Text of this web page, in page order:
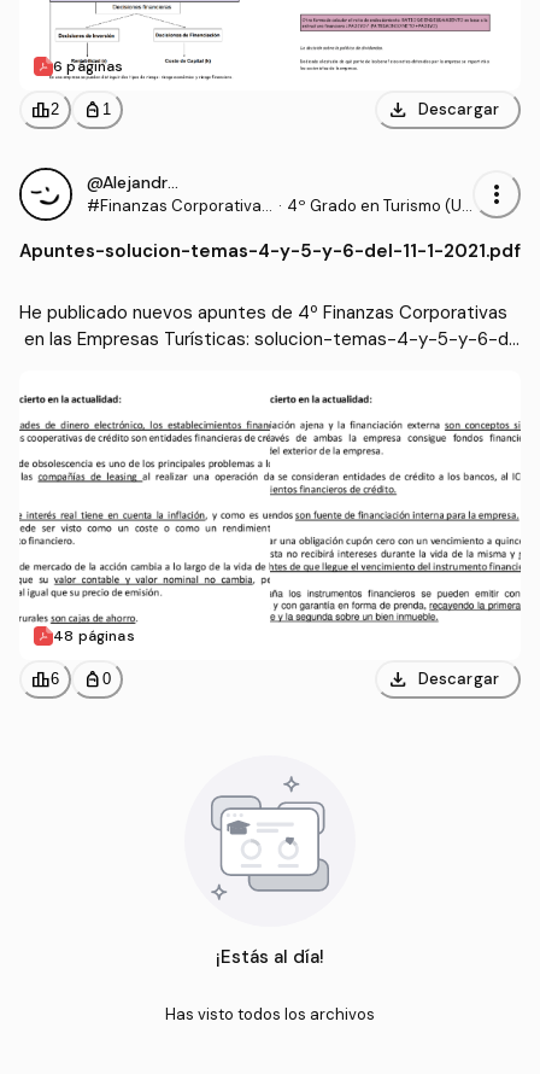
6 páginas
leaderboard2 personal_bag 1 download Descargar
@Alejandraahdez
#Finanzas Corporativas
as
· 4º Grado en Turismo (UL
more_vert
Apuntes-solucion-temas-4-y-5-y-6-del-11-1-2021.pdf
He publicado nuevos apuntes de 4º Finanzas Corporativas
en las Empresas Turísticas: solucion-temas-4-y-5-y-6-de
48 páginas
leaderboard6 personal_bag 0 download Descargar
¡Estás al día!
Has visto todos los archivos